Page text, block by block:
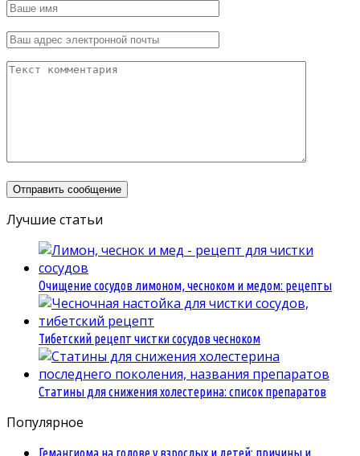
Лучшие статьи
Очищение сосудов лимоном, чесноком и медом: рецепты
Тибетский рецепт чистки сосудов чесноком
Статины для снижения холестерина: список препаратов
Популярное
Гемангиома на голове у взрослых и детей: причины и